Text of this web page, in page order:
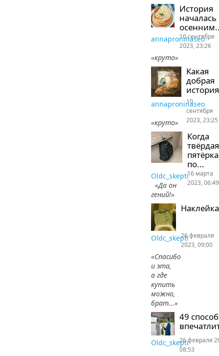
История
началась
annaproninaseo
«круто»
10 сентября
2023, 23:26
Какая
добрая
история
annaproninaseo
«круто»
10
сентября
2023, 23:25
Когда
твёрдая
пятёрка
по...
Oldc_skepti
«Да он
гений!»
16 марта
2023, 06:49
Наклейка
Oldc_skepti
«Спасибо
и эта,
а где
купить
можно,
брат...»
26 февраля
2023, 09:00
49
Oldc_skepti26 февраля
08:53